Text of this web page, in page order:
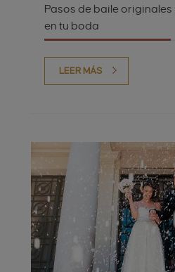
Pasos de baile
en tu boda
LEER MÁS